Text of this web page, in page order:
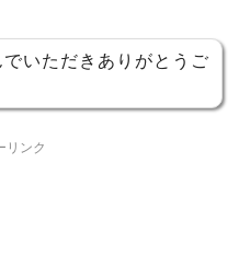
いただきありがとうご
リンク